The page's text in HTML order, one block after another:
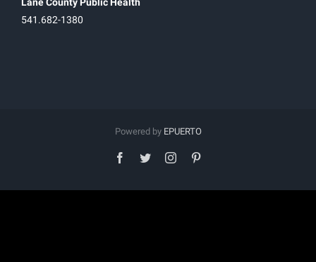
Lane County Public Health
541.682-1380
Powered by EPUERTO
facebook
twitterinstagram